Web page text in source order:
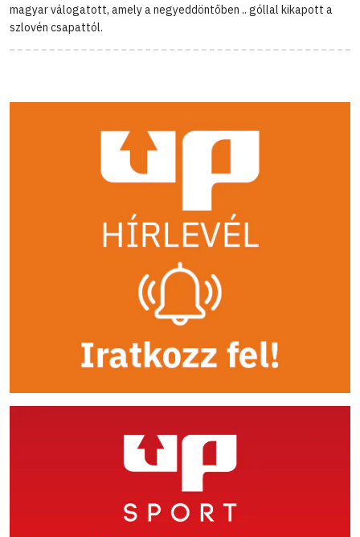
magyar válogatott, amely a negyeddöntőben .. góllal kikapott a
szlovén csapattól.